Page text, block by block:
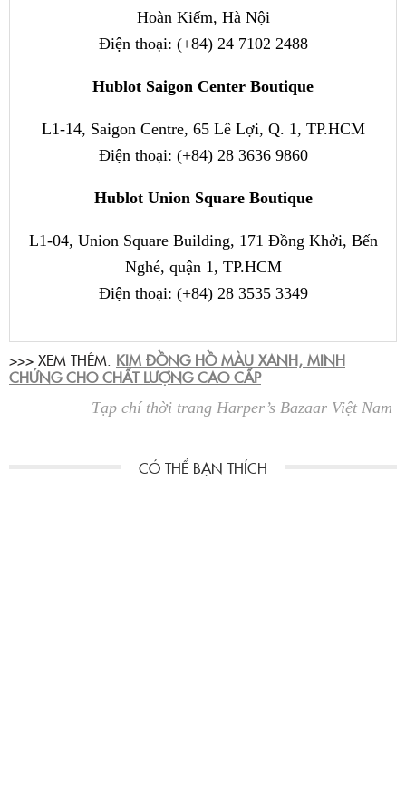
Hoàn Kiếm, Hà Nội
Điện thoại: (+84) 24 7102 2488
Hublot Saigon Center Boutique
L1-14, Saigon Centre, 65 Lê Lợi, Q. 1, TP.HCM
Điện thoại: (+84) 28 3636 9860
Hublot Union Square Boutique
L1-04, Union Square Building, 171 Đồng Khởi, Bến
Nghé, quận 1, TP.HCM
Điện thoại: (+84) 28 3535 3349
>>> XEM THÊM: KIM ĐỒNG HỒ MÀU XANH, MINH
CHỨNG CHO CHẤT LƯỢNG CAO CẤP
Tạp chí thời trang Harper’s Bazaar Việt Nam